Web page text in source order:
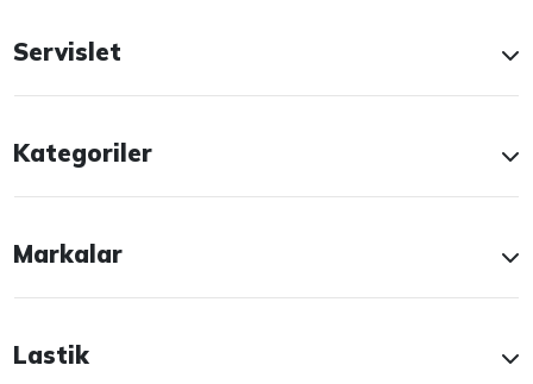
Servislet
Kategoriler
Markalar
Lastik